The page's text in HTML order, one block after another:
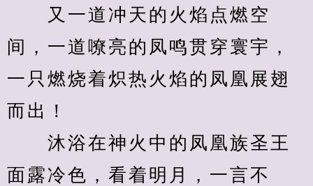
又一道冲天的火焰点燃空
间，一道嘹亮的凤鸣贯穿寰宇，
一只燃烧着炽热火焰的凤凰展翅
而出！
沐浴在神火中的凤凰族圣王
面露冷色，看着明月，一言不